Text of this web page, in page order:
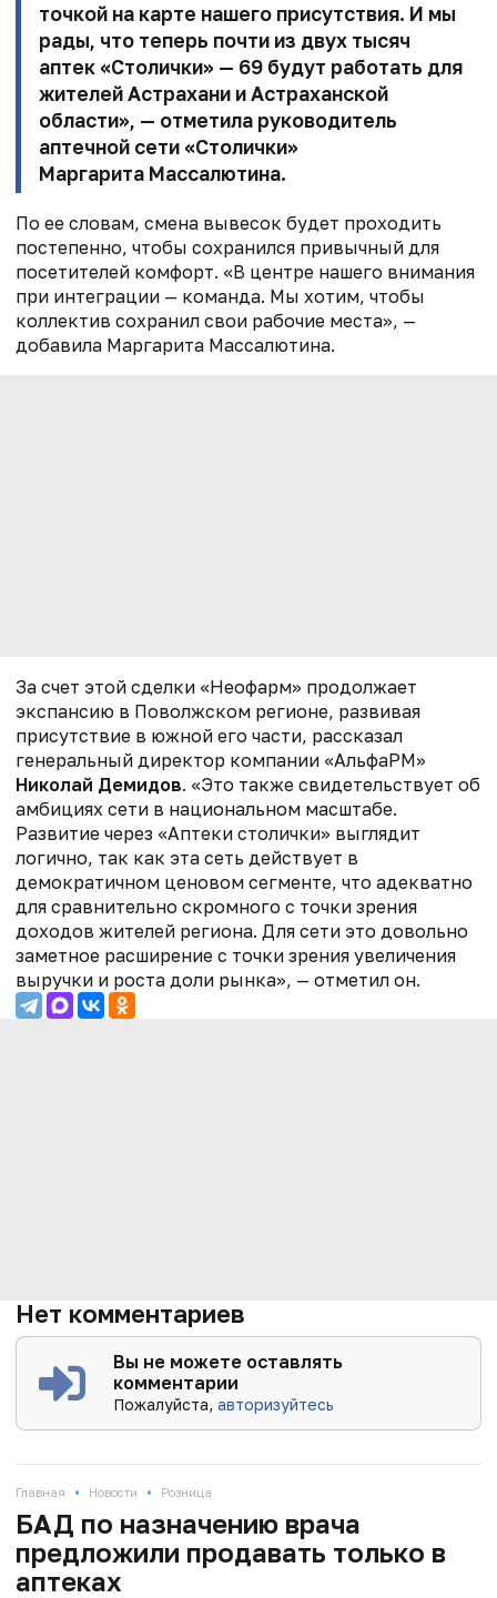
точкой на карте нашего присутствия. И мы
рады, что теперь почти из двух тысяч
аптек «Столички» — 69 будут работать для
жителей Астрахани и Астраханской
области», — отметила руководитель
аптечной сети «Столички»
Маргарита Массалютина.
По ее словам, смена вывесок будет проходить
постепенно, чтобы сохранился привычный для
посетителей комфорт. «В центре нашего внимания
при интеграции — команда. Мы хотим, чтобы
коллектив сохранил свои рабочие места», —
добавила Маргарита Массалютина.
За счет этой сделки «Неофарм» продолжает
экспансию в Поволжском регионе, развивая
присутствие в южной его части, рассказал
генеральный директор компании «АльфаРМ»
Николай Демидов. «Это также свидетельствует об
амбициях сети в национальном масштабе.
Развитие через «Аптеки столички» выглядит
логично, так как эта сеть действует в
демократичном ценовом сегменте, что адекватно
для сравнительно скромного с точки зрения
доходов жителей региона. Для сети это довольно
заметное расширение с точки зрения увеличения
выручки и роста доли рынка», — отметил он.
Нет комментариев
Вы не можете оставлять
комментарии
Пожалуйста,авторизуйтесь
Главная • Новости • Розница
БАД по назначению врача
предложили продавать только в
аптеках